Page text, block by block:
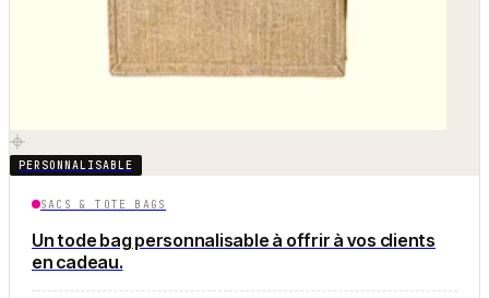
PERSONNALISABLE
SACS & TOTE BAGS
Un tode bag personnalisable à offrir à vos clients
en cadeau.